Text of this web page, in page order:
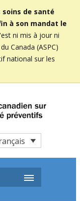
soins de santé
à son mandat le
ni mis à jour ni
Canada (ASPC)
national sur les